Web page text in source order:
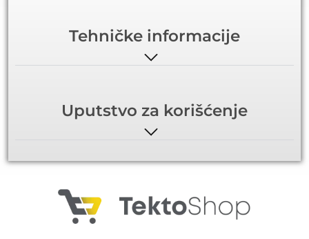
Tehničke informacije
Uputstvo za korišćenje